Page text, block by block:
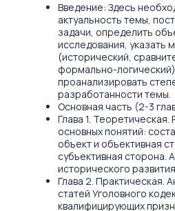
Введение: Здесь
актуальность темы,
задачи, определить
исследования, указать
(исторический,
формально-
проанализировать
разработанности темы.
Основная часть (2-3
Глава 1. Теоретическая.
основных понятий:
объект и объективная
субъективная сторона.
исторического
Глава 2. Практическая.
статей Уголовного
квалифицирующих